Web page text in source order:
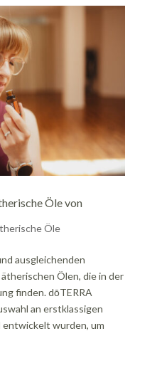
Öle von
Öle
ausgleichenden
Ölen, die in der
finden. dōTERRA
an erstklassigen
entwickelt wurden, um